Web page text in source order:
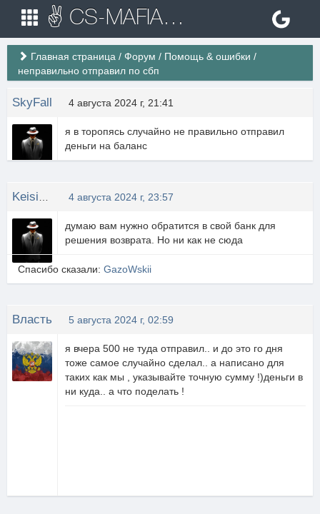
✌ CS-MAFIA.RU ✌ Игровые сервера Counter Strike 1.6
Главная страница / Форум / Помощь & ошибки /
неправильно отправил по сбп
SkyFall 4 августа 2024 г, 21:41
я в торопясь случайно не правильно отправил
деньги на баланс
4 августа 2024 г, 23:57
думаю вам нужно обратится в свой банк для
решения возврата. Но ни как не сюда
Спасибо сказали: GazoWskii
Власть 5 августа 2024 г, 02:59
я вчера 500 не туда отправил.. и до это го дня
тоже самое случайно сделал.. а написано для
таких как мы , указывайте точную сумму !)деньги в
ни куда.. а что поделать !